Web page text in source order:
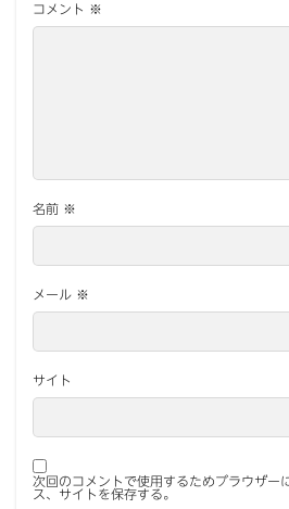
コメント ※
名前 ※
メール ※
サイト
次回のコメントで使用するためブラウザー
ス、サイトを保存する。